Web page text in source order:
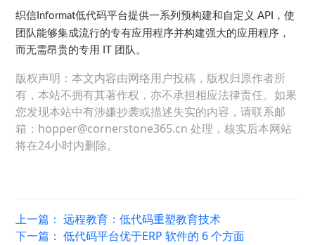
织信Informat低代码平台提供一系列预构建和自定义 API
，使
团队能够集成流行的专有应用程序并构建强大的应用程序，
而无需昂贵的专用
团队。
版权声明：本文内容由网络用户投稿，版权归原作者所
有，本站不拥有其著作权，亦不承担相应法律责任。如果
您发现本站中有涉嫌抄袭或描述失实的内容，请联系邮
箱：hopper@cornerstone365.cn 处理，核实后本网站
将在24小时内删除。
上一篇：远程教育：低代码重塑教育技术
下一篇：低代码平台优于ERP 软件的 6 个方面